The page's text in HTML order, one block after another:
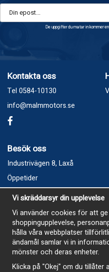
De uppgifter du matar in kommer
Kontakta oss
Tel 0584-10130
info@malmmotors.se
Besök oss
Industrivägen 8, Laxå
Öppetider
Vecka 32
Måndag kl 9-12, kl 13 - 15
Onsdag kl 9-12, kl 13 - 15
Tisdag, Tordag och Fredag
E-Handelsbutiken är öppen
sommaren
Vi skräddarsyr din upplevelse
Vi använder cookies för att
shoppingupplevelse,
hålla våra webbplatser
ändamål samlar vi in
mönster och deras enheter.
Klicka på "Okej" om du tillåter